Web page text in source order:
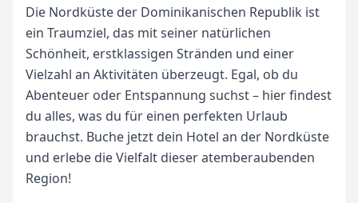
Die Nordküste der Dominikanischen Republik ist
ein Traumziel, das mit seiner natürlichen
Schönheit, erstklassigen Stränden und einer
Vielzahl an Aktivitäten überzeugt. Egal, ob du
Abenteuer oder Entspannung suchst – hier findest
du alles, was du für einen perfekten Urlaub
brauchst. Buche jetzt dein Hotel an der Nordküste
und erlebe die Vielfalt dieser atemberaubenden
Region!